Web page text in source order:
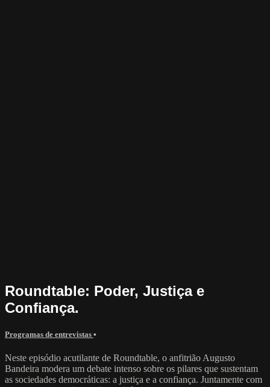
Roundtable: Poder, Justiça e
Confiança.
Programas de entrevistas •
Neste episódio acutilante de Roundtable, o anfitrião Augusto
Bandeira modera um debate intenso sobre os pilares que sustentam
as sociedades democráticas: a justiça e a confiança. Juntamente com